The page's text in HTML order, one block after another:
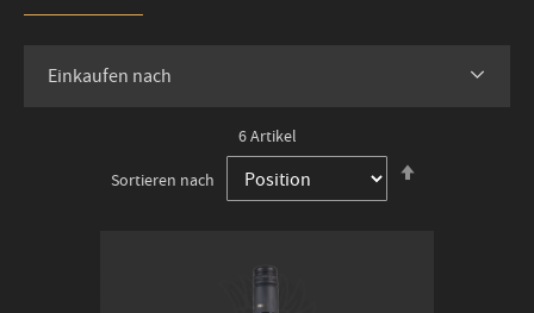
6Artikel
Sortieren nach
Einkaufen nach